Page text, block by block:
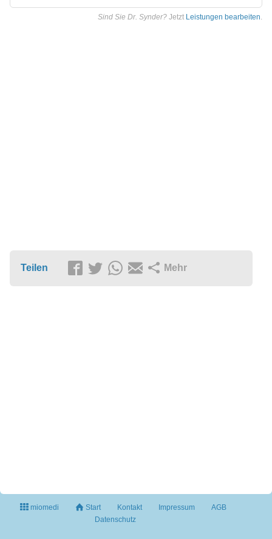
Sind Sie Dr. Synder? Jetzt Leistungen bearbeiten.
Teilen Mehr
miomedi Start Kontakt Impressum
AGB
Datenschutz